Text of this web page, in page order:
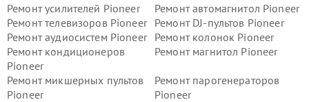
Ремонт усилителей Pioneer
Ремонт автомагнитол Pioneer
Ремонт телевизоров Pioneer
Ремонт DJ-пультов Pioneer
Ремонт аудиосистем Pioneer
Ремонт колонок Pioneer
Ремонт кондиционеров
Pioneer
Ремонт магнитол Pioneer
Ремонт микшерных пультов
Pioneer
Ремонт парогенераторов
Pioneer